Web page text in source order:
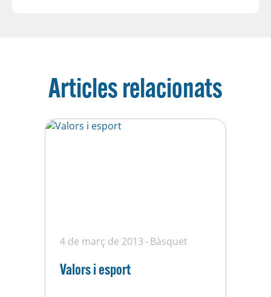
Articles relacionats
4 de març de 2013 Bàsquet
Valors i esport